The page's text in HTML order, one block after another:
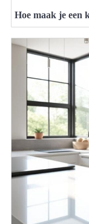
Hoe maak je een